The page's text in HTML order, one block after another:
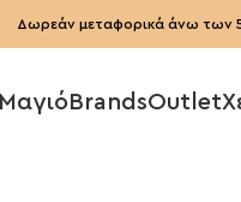
Δωρεάν μεταφορικά άνω των
Μαγιό BrandsOutlet